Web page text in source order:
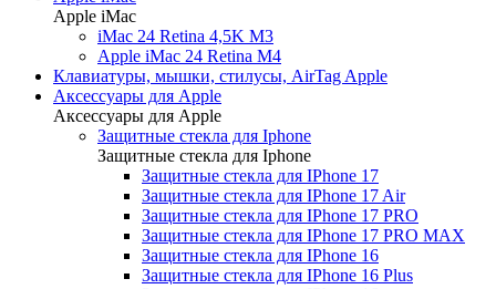
Apple iMac
iMac 24 Retina 4,5K M3
Apple iMac 24 Retina M4
Клавиатуры, мышки, стилусы, AirTag Apple
Аксессуары для Apple
Аксессуары для Apple
Защитные стекла для Iphone
Защитные стекла для Iphone
Защитные стекла для IPhone 17
Защитные стекла для IPhone 17 Air
Защитные стекла для IPhone 17 PRO
Защитные стекла для IPhone 17 PRO MAX
Защитные стекла для IPhone 16
Защитные стекла для IPhone 16 Plus